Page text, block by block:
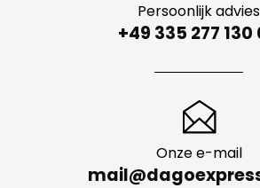
Persoonlijk advies
+49 335 277 130
Onze e-mail